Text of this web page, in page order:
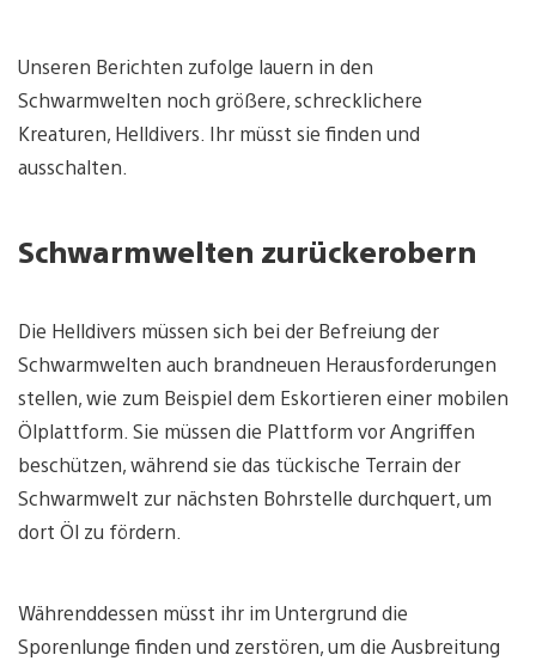
Unseren Berichten zufolge lauern in den
Schwarmwelten noch größere, schrecklichere
Kreaturen, Helldivers. Ihr müsst sie finden und
ausschalten.
Schwarmwelten zurückerobern
Die Helldivers müssen sich bei der Befreiung der
Schwarmwelten auch brandneuen Herausforderungen
stellen, wie zum Beispiel dem Eskortieren einer mobilen
Ölplattform. Sie müssen die Plattform vor Angriffen
beschützen, während sie das tückische Terrain der
Schwarmwelt zur nächsten Bohrstelle durchquert, um
dort Öl zu fördern.
Währenddessen müsst ihr im Untergrund die
Sporenlunge finden und zerstören, um die Ausbreitung